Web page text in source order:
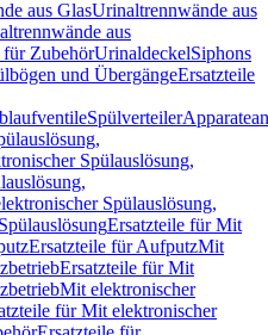
aus GlasUrinaltrennwände aus
aus
für ZubehörUrinaldeckelSiphons
und ÜbergängeErsatzteile
Spülverteiler
Spülauslösung,
Spülauslösung,
Ersatzteile für Mit
Ersatzteile für AufputzMit
Ersatzteile für Mit
Mit elektronischer
für Mit elektronischer